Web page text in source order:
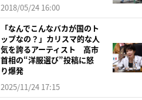
2018/05/24 16:00
「なんでこんなバカが国のト
ップなの？」カリスマ的な人
気を誇るアーティスト 高市
首相の“洋服選び”投稿に怒
り爆発
2025/11/24 17:15